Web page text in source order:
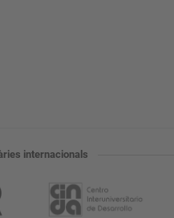
internacionals